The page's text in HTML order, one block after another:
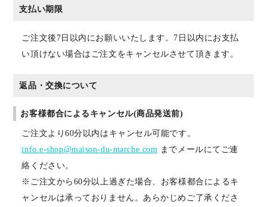
支払い期限
ご注文後7日以内にお願いいたします。7日以内にお支払
い頂けない場合はご注文をキャンセルさせて頂きます。
返品・交換について
お客様都合によるキャンセル(商品発送前)
ご注文より60分以内はキャンセル可能です。
info.e-shop@maison-du-marche.com までメールにてご連
絡ください。
※ご注文から60分以上過ぎた場合、お客様都合によるキ
ャンセルは承っておりません。あらかじめご了承くださ